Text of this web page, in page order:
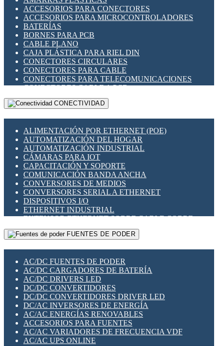
INDICADORES PARA PANEL
INTERFACES DE RELÉ
INTERRUPTORES FIN DE CARRERA
LLAVES CONMUTADORAS
MEDIDORES DE ENERGÍA Y TC'S DE CORRIENTE
MOTORES PASO A PASO
PANTALLAS HMI
PLC -CONTROLADORES LÓGICO PROGRAMABLES
PROGRAMADORES DE HORARIO
RELÉS DE PROTECCIÓN
SENSORES CAPACITIVOS
SENSORES INDUCTIVOS
TEMPORIZADORES
VARIACS
VARIADORES DE FRECUENCIA [VDF]
SECCIONADORES - INTERRUPTORES
MAQUINARIA
ACCESORIOS PARA CONECTORES
ACCESORIOS PARA MICROCONTROLADORES
BATERÍAS
BORNES PARA PCB
CABLE PLANO
CAJA PLÁSTICA PARA RIEL DIN
CONECTORES CIRCULARES
CONECTORES PARA CABLE
CONECTORES PARA TELECOMUNICACIONES
CONECTORES CABLE A PCB
CONECTORES PCB A CABLE
DIP SWITCHES
HERRAMIENTAS VARIAS
ILUMINACIÓN LED
INTERRUPTORES REED
INTERFACES DE RELÉ
OTROS RELÉS
PROTECCIÓN TÉRMICA
RELÉS AUTOMOTRICES
RELÉS DE SEÑAL
RELÉS DE ESTADO SÓLIDO SSR
RELÉS INDUSTRIALES
RELÉS MINIATURA DE POTENCIA
SENSORES MAGNÉTICOS
SWITCH Y MICROSWITCH
TARJETAS PI
UNIÓN Y DERIVACIÓN DE CABLE
CONECTIVIDAD
ALIMENTACIÓN POR ETHERNET (POE)
AUTOMATIZACIÓN DEL HOGAR
AUTOMATIZACIÓN INDUSTRIAL
CÁMARAS PARA IOT
CAPACITACIÓN Y SOPORTE
COMUNICACIÓN BANDA ANCHA
CONVERSORES DE MEDIOS
CONVERSORES SERIAL A ETHERNET
DISPOSITIVOS I/O
ETHERNET INDUSTRIAL
EXTENSOR ETHERNET SOBRE CABLE COBRE
GATEWAY LORAWAN
GESTIÓN DE REDES
PLACAS MODULARES IOT
SWITCHES Y REDES WIFI
SOLUCIONES IOT
SOLUCIONES LORAWAN
SOLUCIONES RED CELULAR
SEGURIDAD PARA REDES
SWITCHES LAN
TELEFONÍA IP (VOIP)
VIGILANCIA IP (CCTV)
MESHTASTIC
FUENTES DE PODER
AC/DC FUENTES DE PODER
AC/DC CARGADORES DE BATERÍA
AC/DC DRIVERS LED
DC/DC CONVERTIDORES
DC/DC CONVERTIDORES DRIVER LED
DC/AC INVERSORES DE ENERGÍA
AC/AC ENERGÍAS RENOVABLES
ACCESORIOS PARA FUENTES
AC/AC VARIADORES DE FRECUENCIA VDF
AC/AC UPS ONLINE